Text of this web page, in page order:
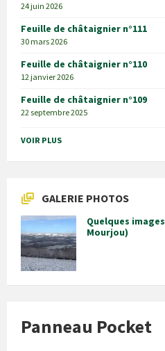
24 juin 2026
Feuille de châtaignier n°111
30 mars 2026
Feuille de châtaignier n°110
12 janvier 2026
Feuille de châtaignier n°109
22 septembre 2025
VOIR PLUS
GALERIE PHOTOS
Quelques
Mourjou)
Panneau Pocket